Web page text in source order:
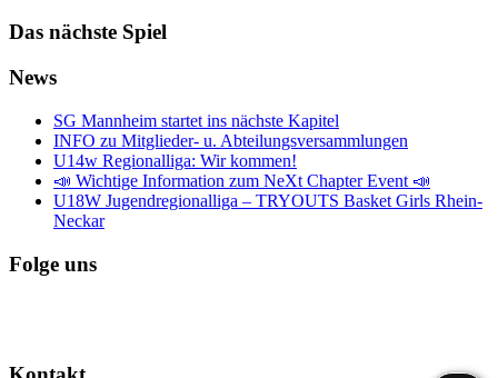
Das nächste Spiel
News
SG Mannheim startet ins nächste Kapitel
INFO zu Mitglieder- u. Abteilungsversammlungen
U14w Regionalliga: Wir kommen!
📣 Wichtige Information zum NeXt Chapter Event 📣
U18W Jugendregionalliga – TRYOUTS Basket Girls Rhein-
Neckar
Folge uns